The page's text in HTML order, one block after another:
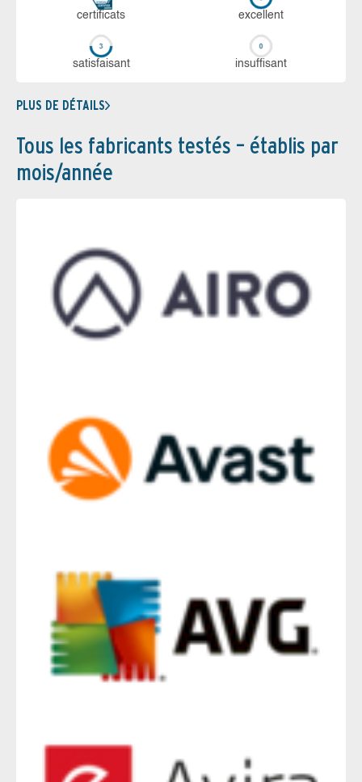
certi­ficats ex­cellent
sa­tis­fai­sant in­suf­fi­sant
PLUS DE DÉTAILS
Tous les fabricants testés – établis par
mois/année